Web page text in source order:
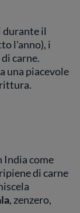
il
l'anno), i
carne.
una piacevole
come
di carne
, zenzero,